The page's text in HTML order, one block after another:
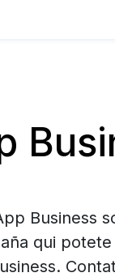
Business
qui